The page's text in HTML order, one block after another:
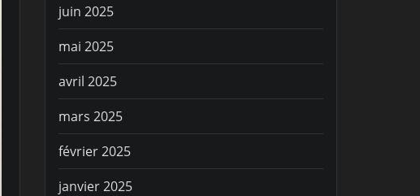
juin 2025
mai 2025
avril 2025
mars 2025
février 2025
janvier 2025